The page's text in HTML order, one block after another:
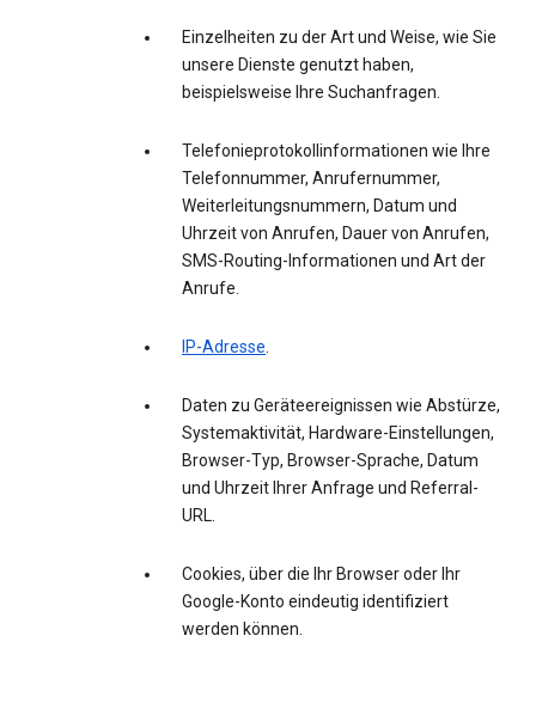
Einzelheiten zu der Art und Weise, wie Sie
unsere Dienste genutzt haben,
beispielsweise Ihre Suchanfragen.
Telefonieprotokollinformationen wie Ihre
Telefonnummer, Anrufernummer,
Weiterleitungsnummern, Datum und
Uhrzeit von Anrufen, Dauer von Anrufen,
SMS-Routing-Informationen und Art der
Anrufe.
IP-Adresse.
Daten zu Geräteereignissen wie Abstürze,
Systemaktivität, Hardware-Einstellungen,
Browser-Typ, Browser-Sprache, Datum
und Uhrzeit Ihrer Anfrage und Referral-
URL.
Cookies, über die Ihr Browser oder Ihr
Google-Konto eindeutig identifiziert
werden können.